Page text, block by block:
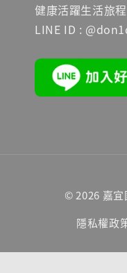
健康活躍生活旅程
LINE ID :
© 2026 嘉宜
隱私權政